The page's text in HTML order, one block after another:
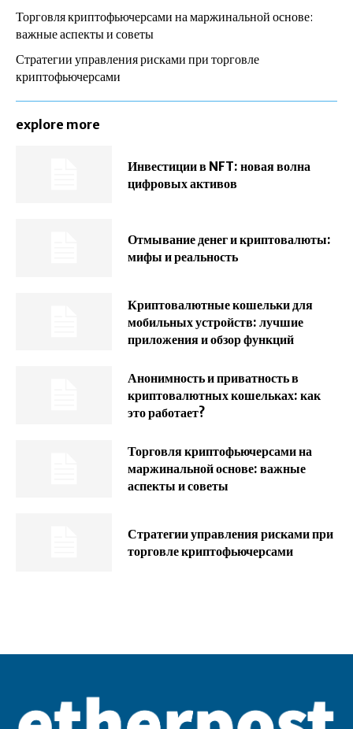
Торговля криптофьючерсами на маржинальной основе:
важные аспекты и советы
Стратегии управления рисками при торговле
криптофьючерсами
explore more
Инвестиции в NFT: новая волна
цифровых активов
Отмывание денег и криптовалюты:
мифы и реальность
Криптовалютные кошельки для
мобильных устройств: лучшие
приложения и обзор функций
Анонимность и приватность в
криптовалютных кошельках: как
это работает?
Торговля криптофьючерсами на
маржинальной основе: важные
аспекты и советы
Стратегии управления рисками при
торговле криптофьючерсами